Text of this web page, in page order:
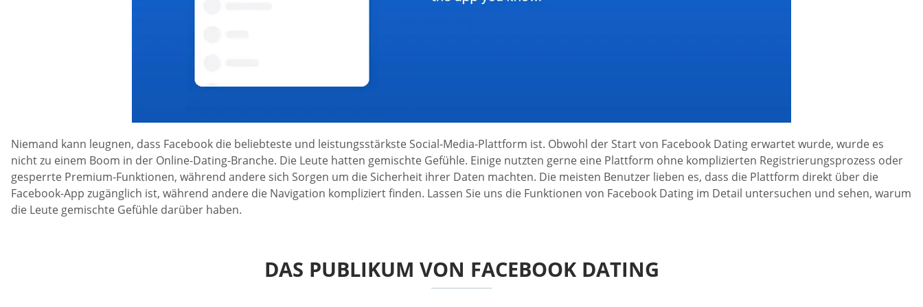
Niemand kann leugnen, dass Facebook die beliebteste und leistungsstärkste Social-Media-Plattform ist. Obwohl der Start von Facebook Dating erwartet wurde, wurde es
nicht zu einem Boom in der Online-Dating-Branche. Die Leute hatten gemischte Gefühle. Einige nutzten gerne eine Plattform ohne komplizierten Registrierungsprozess oder
gesperrte Premium-Funktionen, während andere sich Sorgen um die Sicherheit ihrer Daten machten. Die meisten Benutzer lieben es, dass die Plattform direkt über die
Facebook-App zugänglich ist, während andere die Navigation kompliziert finden. Lassen Sie uns die Funktionen von Facebook Dating im Detail untersuchen und sehen, warum
die Leute gemischte Gefühle darüber haben.
DAS PUBLIKUM VON FACEBOOK DATING